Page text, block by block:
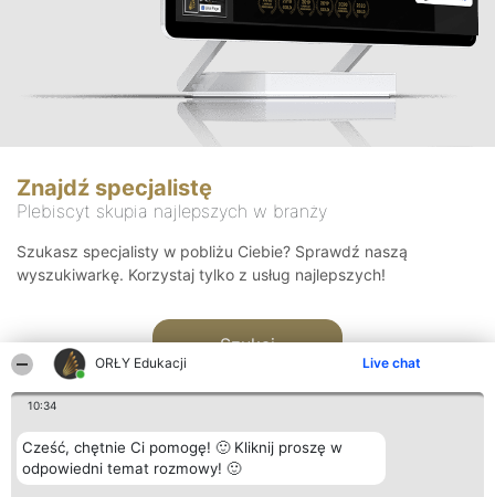
ORŁY Edukacji Live chat
10:34
Cześć, chętnie Ci pomogę! 🙂 Kliknij proszę w
odpowiedni temat rozmowy! 🙂
Znajdź specjalistę
Plebiscyt skupia najlepszych w branży
Szukasz specjalisty w pobliżu Ciebie? Sprawdź naszą
wyszukiwarkę. Korzystaj tylko z usług najlepszych!
Szukaj